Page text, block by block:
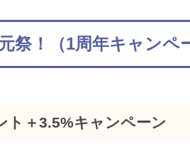
祭！（1周年キャンペ
ト＋3.5%キャンペーン